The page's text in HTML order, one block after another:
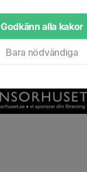
Godkänn alla kakor
Bara nödvändiga